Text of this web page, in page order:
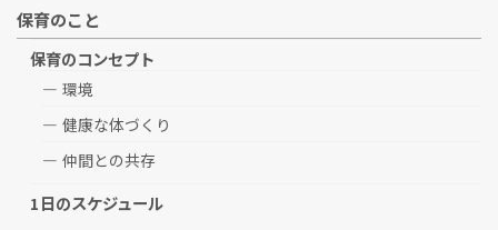
保育のこと
保育のコンセプト
環境
健康な体づくり
仲間との共存
1日のスケジュール